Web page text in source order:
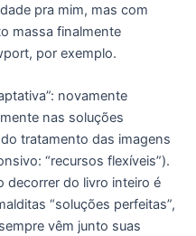
pra mim, mas com
massa finalmente
por exemplo.
novamente
nas soluções
tratamento das imagens
“recursos flexíveis”).
decorrer do livro inteiro é
“soluções perfeitas”,
vêm junto suas